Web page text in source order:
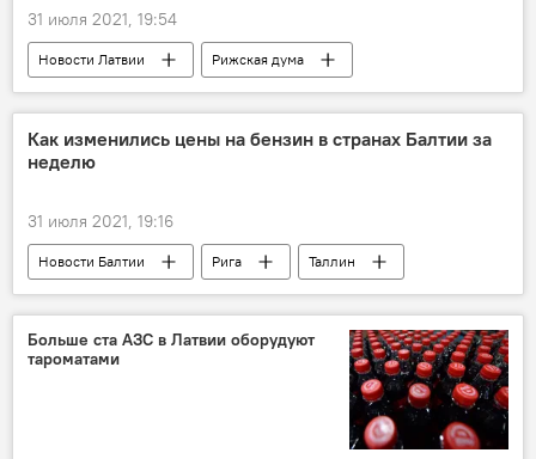
31 июля 2021, 19:54
Новости Латвии
Рижская дума
Рига
Как изменились цены на бензин в странах Балтии за
неделю
31 июля 2021, 19:16
Новости Балтии Рига
Таллин
Вильнюс
бензин
Больше ста АЗС в Латвии оборудуют
тароматами